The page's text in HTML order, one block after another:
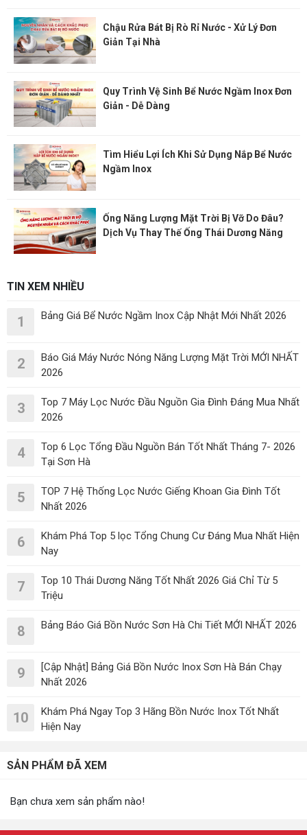
Chậu Rửa Bát Bị Rò Rỉ Nước - Xử Lý Đơn
Giản Tại Nhà
Quy Trình Vệ Sinh Bể Nước Ngầm Inox Đơn
Giản - Dễ Dàng
Tìm Hiểu Lợi Ích Khi Sử Dụng Nắp Bể Nước
Ngầm Inox
Ống Năng Lượng Mặt Trời Bị Vỡ Do Đâu?
Dịch Vụ Thay Thế Ống Thái Dương Năng
TIN XEM NHIỀU
1 Bảng Giá Bể Nước Ngầm Inox Cập Nhật Mới Nhất 2026
2
Báo Giá Máy Nước Nóng Năng Lượng Mặt Trời MỚI NHẤT
2026
3
Top 7 Máy Lọc Nước Đầu Nguồn Gia Đình Đáng Mua Nhất
2026
4
Top 6 Lọc Tổng Đầu Nguồn Bán Tốt Nhất Tháng 7- 2026
Tại Sơn Hà
5
TOP 7 Hệ Thống Lọc Nước Giếng Khoan Gia Đình Tốt
Nhất 2026
6
Khám Phá Top 5 lọc Tổng Chung Cư Đáng Mua Nhất Hiện
Nay
7
Top 10 Thái Dương Năng Tốt Nhất 2026 Giá Chỉ Từ 5
Triệu
8 Bảng Báo Giá Bồn Nước Sơn Hà Chi Tiết MỚI NHẤT 2026
9
[Cập Nhật] Bảng Giá Bồn Nước Inox Sơn Hà Bán Chạy
Nhất 2026
10
Khám Phá Ngay Top 3 Hãng Bồn Nước Inox Tốt Nhất
Hiện Nay
SẢN PHẨM ĐÃ XEM
Bạn chưa xem sản phẩm nào!